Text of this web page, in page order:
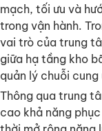
mạch, tối ưu và
trong vận hành.
vai trò của trung
giữa hạ tầng kho
quản lý chuỗi cung
Thông qua trung
cao khả năng